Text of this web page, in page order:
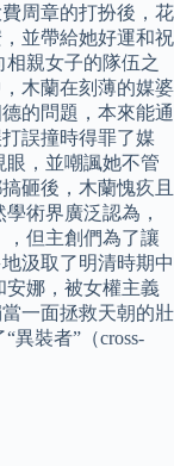
周章的打扮後，花
並帶給她好運和祝
親女子的隊伍之
木蘭在刻薄的媒婆
的問題，本來能通
誤撞時得罪了媒
，並嘲諷她不管
砸後，木蘭愧疚且
術界廣泛認為，
但主創們為了讓
汲取了明清時期中
安娜，被女權主義
一面拯救天朝的壯
異裝者”（cross-